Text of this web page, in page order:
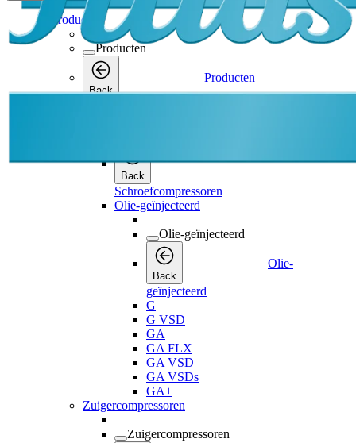
Producten
Producten
Back
Producten
Back
Schroefcompressoren
Olie-geïnjecteerd
Olie-geïnjecteerd
Back
Olie-
geïnjecteerd
G
G VSD
GA
GA FLX
GA VSD
GA VSDs
GA+
Zuigercompressoren
Zuigercompressoren